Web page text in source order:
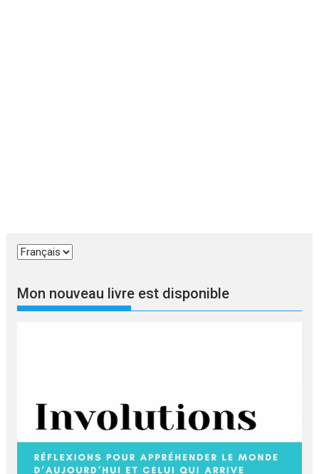
Choisir
langue
Mon nouveau livre est disponible